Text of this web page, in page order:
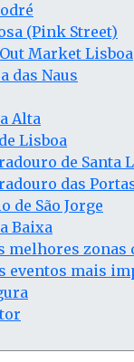
(Pink Street)
Market Lisboa
das Naus
Alta
Lisboa
de Santa
das
de São Jorge
Baixa
melhores
eventos mais